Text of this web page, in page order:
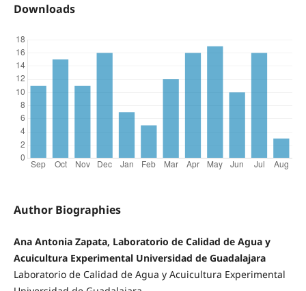
Downloads
Author Biographies
Ana Antonia Zapata, Laboratorio de Calidad de Agua y
Acuicultura Experimental Universidad de Guadalajara
Laboratorio de Calidad de Agua y Acuicultura Experimental